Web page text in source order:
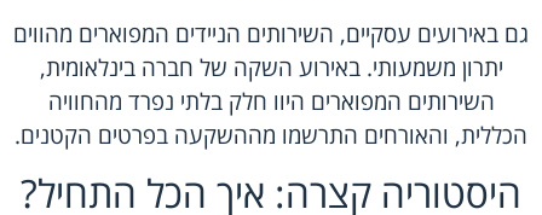
גם באירועים עסקיים, השירותים הניידים המפוארים מהווים
יתרון משמעותי. באירוע השקה של חברה בינלאומית,
השירותים המפוארים היוו חלק בלתי נפרד מהחוויה
הכללית, והאורחים התרשמו מההשקעה בפרטים הקטנים.
היסטוריה קצרה: איך הכל התחיל?